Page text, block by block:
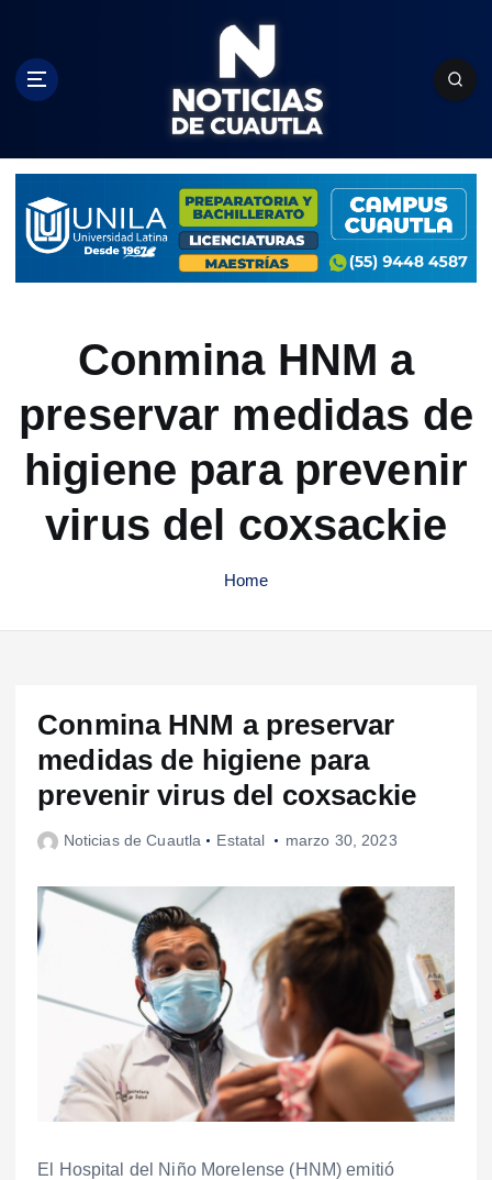
c
Conmina HNM a
preservar medidas de
higiene para prevenir
virus del coxsackie
Home
Conmina HNM a preservar
medidas de higiene para
prevenir virus del coxsackie
Noticias de Cuautla Estatal marzo 30, 2023
El Hospital del Niño Morelense (HNM) emitió